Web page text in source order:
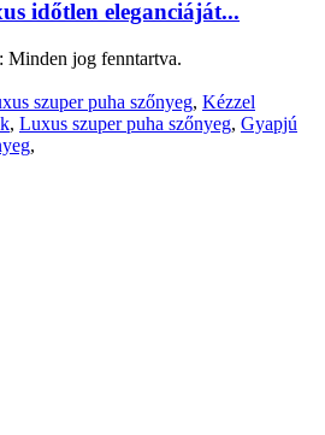
időtlen eleganciáját...
jog fenntartva.
szuper puha szőnyeg, Kézzel
, Luxus szuper puha szőnyeg, Gyapjú
,